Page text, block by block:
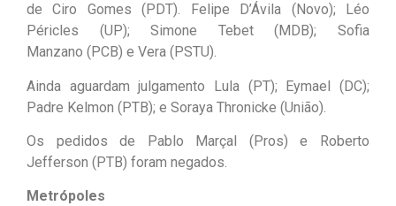
de Ciro Gomes (PDT). Felipe D’Ávila (Novo); Léo
Péricles (UP); Simone Tebet (MDB); Sofia
Manzano (PCB) e Vera (PSTU).
Ainda aguardam julgamento Lula (PT); Eymael (DC);
Padre Kelmon (PTB); e Soraya Thronicke (União).
Os pedidos de Pablo Marçal (Pros) e Roberto
Jefferson (PTB) foram negados.
Metrópoles